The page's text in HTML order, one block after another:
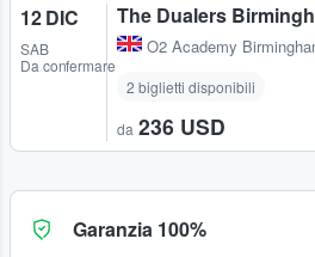
12 DIC
SAB
Da confermare
The Dualers
O2 Academy
2 biglietti disponibili
da 236 USD
Garanzia 100%